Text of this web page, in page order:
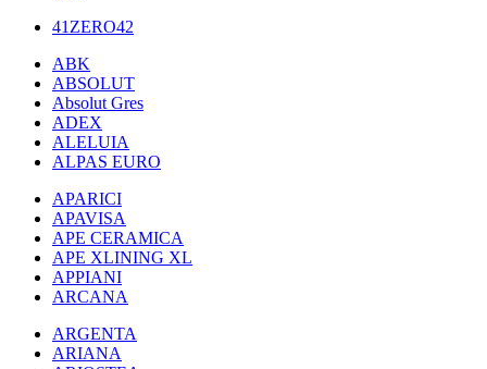
41ZERO42
ABK
ABSOLUT
Absolut Gres
ADEX
ALELUIA
ALPAS EURO
APARICI
APAVISA
APE CERAMICA
APE XLINING XL
APPIANI
ARCANA
ARGENTA
ARIANA